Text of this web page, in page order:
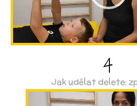
4
Jak udělat delete:
Video